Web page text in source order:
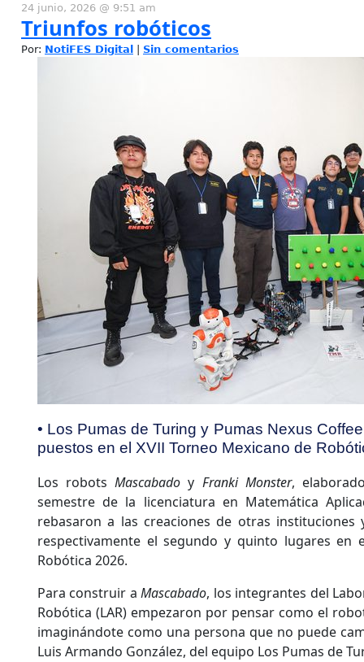
24 junio, 2026 @ 9:51 am
Triunfos robóticos
Por: NotiFES Digital Sin comentarios
• Los Pumas de Turing y Pumas Nexus
puestos en el XVII Torneo Mexicano de
Los robotsMascabado y Franki Monster,
semestre de la licenciatura en Matemática
rebasaron a las creaciones de otras instituciones
respectivamente el segundo y quinto lugares en
Robótica 2026.
Para construir aMascabado, los integrantes del
Robótica (LAR) empezaron por pensar como el
imaginándote como una persona que no puede
Luis Armando González, del equipo Los Pumas de